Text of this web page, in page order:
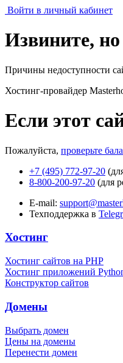
Войти в личный кабинет
Извините,
Причины недоступности
Хостинг-провайдер
Если этот
Пожалуйста, проверьте
+7 (495) 772-97-20
8-800-200-97-20 (для
E-mail:
Техподдержка в
Хостинг
Хостинг сайтов на PHP
Хостинг приложений
Конструктор сайтов
Домены
Выбрать домен
Цены на домены
Перенести домен